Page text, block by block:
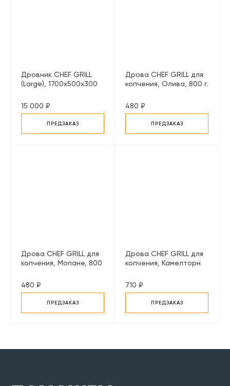
Дровник CHEF GRILL
(Large), 1700х500х300
15 000 ₽
ПРЕДЗАКАЗ
Дрова CHEF GRILL для
копчения, Олива, 800 г.
480 ₽
ПРЕДЗАКАЗ
Дрова CHEF GRILL для
копчения, Мопане, 800
480 ₽
ПРЕДЗАКАЗ
Дрова CHEF GRILL для
копчения, Камелторн
710 ₽
ПРЕДЗАКАЗ